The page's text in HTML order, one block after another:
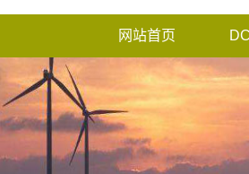
网站首页